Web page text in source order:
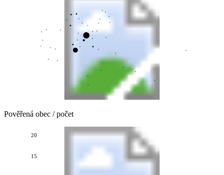
Pověřená obec / počet
15
20